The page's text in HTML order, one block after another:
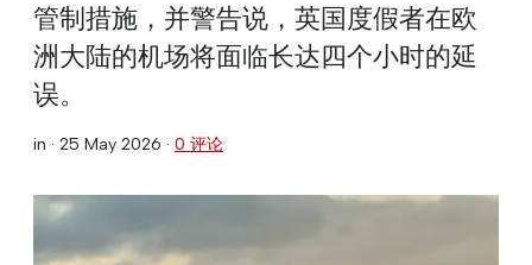
管制措施，并警告说，英国度假者在欧
洲大陆的机场将面临长达四个小时的延
误。
in · 25 May 2026 · 0 评论